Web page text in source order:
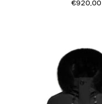
€920,00